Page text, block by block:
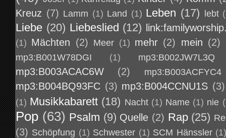
Kreuz (7) Lamm (1) Land (1) Leben (17) lebt
Liebe (20) Liebeslied (12)
(1) Mächten (2) Meer (1) mehr (2) mein (2)
mp3:B001W78DGI (1) mp3:B002JW7L3Q
mp3:B003ACAC6W (2) mp3:B003ACFYC4
mp3:B004BQ93FC (3) mp3:B004CCNU1S (3)
(1) Musikkabarett (18) Nacht (1) Name (1) nie
Pop (63) Psalm (9) Quelle (2) Rap (25)
(3) Schöpfung (1) Schwester (1) SCM Hänssler